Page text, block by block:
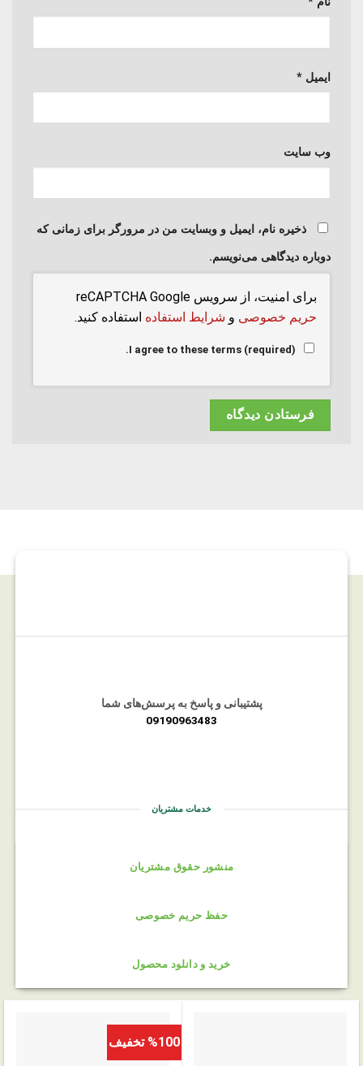
ایمیل *
وب‌ سایت
ذخیره نام، ایمیل و وبسایت من در مرورگر برای زمانی که
دوباره دیدگاهی می‌نویسم.
برای امنیت، از سرویس reCAPTCHA Google
حریم خصوصی و شرایط استفاده استفاده کنید.
I agree to these terms (required).
پشتیبانی و پاسخ به پرسش‌های شما
09190963483
خدمات مشتریان
منشور حقوق مشتریان
حفظ حریم خصوصی
خرید و دانلود محصول
%100 تخفیف